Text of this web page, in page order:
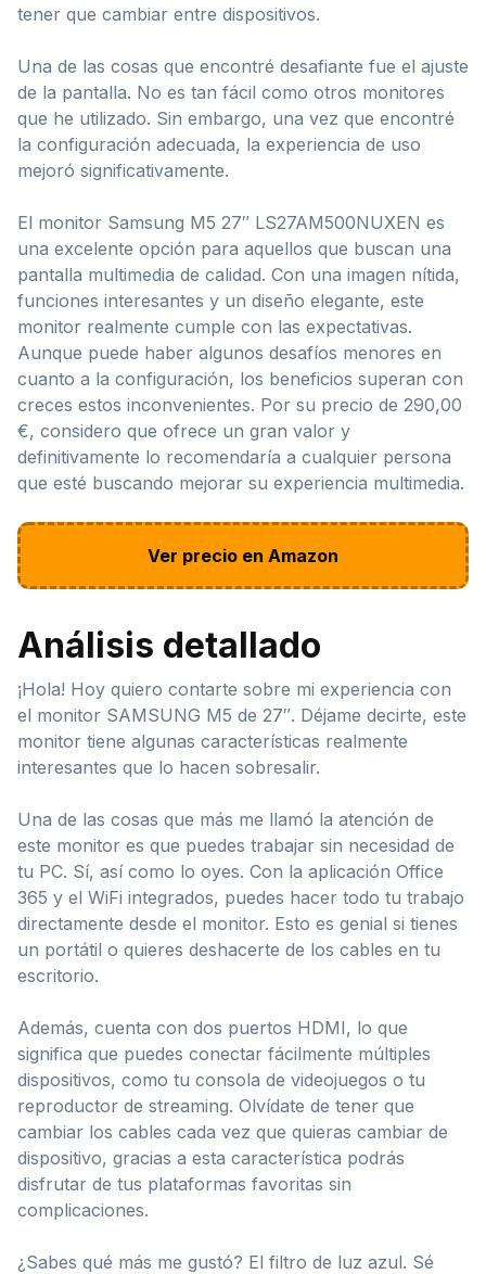
tener que cambiar entre dispositivos.
Una de las cosas que encontré desafiante fue el ajuste
de la pantalla. No es tan fácil como otros monitores
que he utilizado. Sin embargo, una vez que encontré
la configuración adecuada, la experiencia de uso
mejoró significativamente.
El monitor Samsung M5 27″ LS27AM500NUXEN es
una excelente opción para aquellos que buscan una
pantalla multimedia de calidad. Con una imagen nítida,
funciones interesantes y un diseño elegante, este
monitor realmente cumple con las expectativas.
Aunque puede haber algunos desafíos menores en
cuanto a la configuración, los beneficios superan con
creces estos inconvenientes. Por su precio de 290,00
€, considero que ofrece un gran valor y
definitivamente lo recomendaría a cualquier persona
que esté buscando mejorar su experiencia multimedia.
Ver precio en Amazon
Análisis detallado
¡Hola! Hoy quiero contarte sobre mi experiencia con
el monitor SAMSUNG M5 de 27″. Déjame decirte, este
monitor tiene algunas características realmente
interesantes que lo hacen sobresalir.
Una de las cosas que más me llamó la atención de
este monitor es que puedes trabajar sin necesidad de
tu PC. Sí, así como lo oyes. Con la aplicación Office
365 y el WiFi integrados, puedes hacer todo tu trabajo
directamente desde el monitor. Esto es genial si tienes
un portátil o quieres deshacerte de los cables en tu
escritorio.
Además, cuenta con dos puertos HDMI, lo que
significa que puedes conectar fácilmente múltiples
dispositivos, como tu consola de videojuegos o tu
reproductor de streaming. Olvídate de tener que
cambiar los cables cada vez que quieras cambiar de
dispositivo, gracias a esta característica podrás
disfrutar de tus plataformas favoritas sin
complicaciones.
¿Sabes qué más me gustó? El filtro de luz azul. Sé